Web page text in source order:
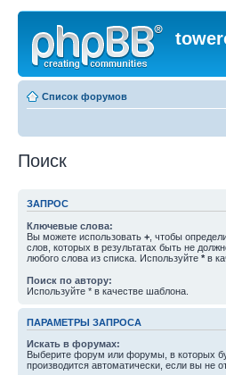
Список форумов
Поиск
ЗАПРОС
Ключевые слова:
Вы можете использовать + , чтобы
слов, которых в результатах быть не
любого слова из списка. Используйте * в
Поиск по автору:
Используйте * в качестве шаблона.
ПАРАМЕТРЫ ЗАПРОСА
Искать в форумах:
Выберите форум или форумы, в которых
производится автоматически, если вы не